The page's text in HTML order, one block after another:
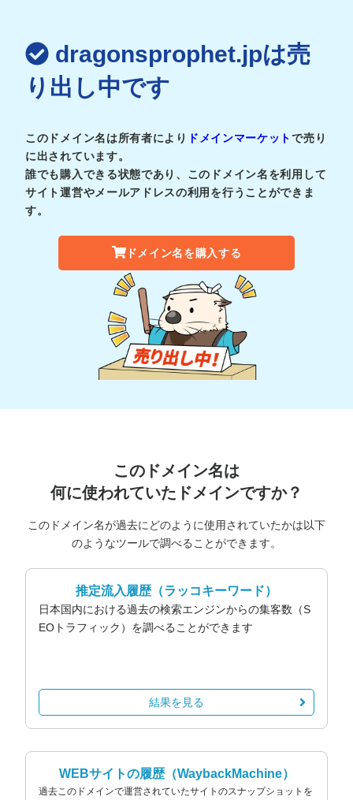
dragonsprophet.jpは売
り出し中です
このドメイン名は所有者により ドメインマーケットで売り
に出されています。
誰でも購入できる状態であり、このドメイン名を利用して
サイト運営やメールアドレスの利用を行うことができま
す。
ドメイン名を購入する
このドメイン名は
何に使われていたドメインですか？
このドメイン名が過去にどのように使用されていたかは以下
のようなツールで調べることができます。
推定流入履歴（ラッコキーワード）
日本国内における過去の検索エンジンからの集客数（S
EOトラフィック）を調べることができます
結果を見る
WEBサイトの履歴（WaybackMachine）
過去このドメインで運営されていたサイトのスナップショットを